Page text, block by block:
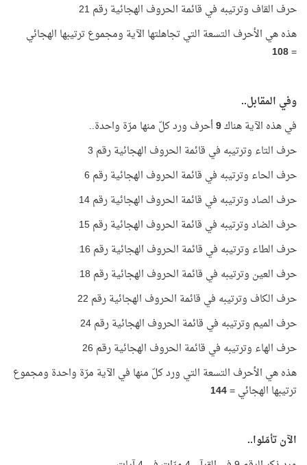
حرف القاف وترتيبه في قائمة الحروف الهجائية رقم 21
هذه هي الأحرف التسعة التي تجاهلتها الآية ومجموع ترتيبها الهجائي
=
108
وفي المقابل..
في هذه الآية هناك9أحرف ورد كلّ منها مرّة واحدة..
حرف التاء وترتيبه في قائمة الحروف الهجائية رقم 3
حرف الحاء وترتيبه في قائمة الحروف الهجائية رقم 6
حرف الصاد وترتيبه في قائمة الحروف الهجائية رقم 14
حرف الضاد وترتيبه في قائمة الحروف الهجائية رقم 15
حرف الطاء وترتيبه في قائمة الحروف الهجائية رقم 16
حرف العين وترتيبه في قائمة الحروف الهجائية رقم 18
حرف الكاف وترتيبه في قائمة الحروف الهجائية رقم 22
حرف الميم وترتيبه في قائمة الحروف الهجائية رقم 24
حرف الهاء وترتيبه في قائمة الحروف الهجائية رقم 26
هذه هي الأحرف التسعة التي ورد كلّ منها في الآية مرّة واحدة ومجموع
ترتيبها الهجائي =144
الآن تأمّلوا..